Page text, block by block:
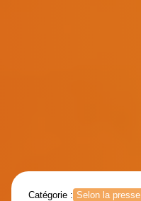
Catégorie : Selon la presse